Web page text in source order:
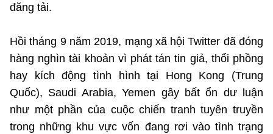
đăng tải.
Hồi tháng 9 năm 2019, mạng xã hội Twitter đã đóng
hàng nghìn tài khoản vì phát tán tin giả, thổi phồng
hay kích động tình hình tại Hong Kong (Trung
Quốc), Saudi Arabia, Yemen gây bất ổn dư luận
như một phần của cuộc chiến tranh tuyên truyền
trong những khu vực vốn đang rơi vào tình trạng